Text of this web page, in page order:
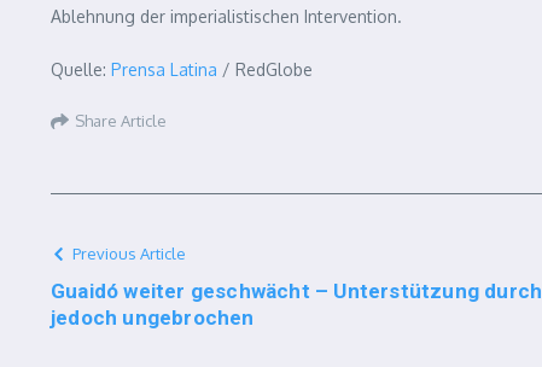
Ablehnung der imperialistischen Intervention.
Quelle: Prensa Latina / RedGlobe
Share Article
Previous Article
Guaidó weiter geschwächt – Unterstützung
jedoch ungebrochen